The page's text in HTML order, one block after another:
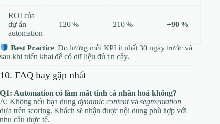
ROI của
dự án
automation
120 % 210 % +90 %
Best Practice: Đo lường mỗi KPI ít nhất 30 ngày trước và
sau khi triển khai để có dữ liệu đủ tin cậy.
10. FAQ hay gặp nhất
Q1: Automation có làm mất tính cá nhân hoá không?
A: Không nếu bạn dùng dynamic contentvà segmentation
dựa trên scoring. Khách sẽ nhận được nội dung phù hợp với
nhu cầu thực tế.